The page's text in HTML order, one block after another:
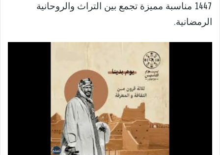
1447 مناسبة مميزة تجمع بين التراث والروحانية
الرمضانية.